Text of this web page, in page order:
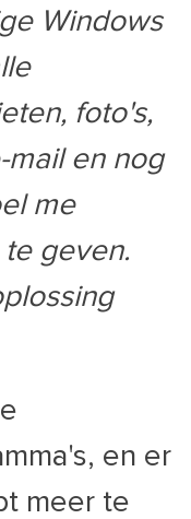
Windows
foto's,
mail en nog
me
geven.
en er
meer te